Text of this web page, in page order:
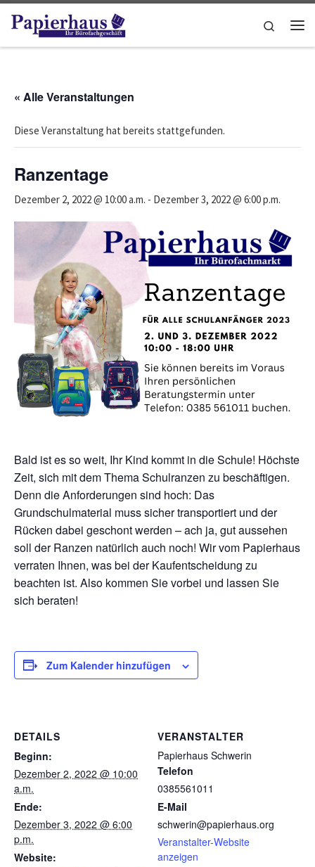
Zum Inhalt springen
Search
« Alle Veranstaltungen
Diese Veranstaltung hat bereits stattgefunden.
Ranzentage
Dezember 2, 2022 @ 10:00 a.m. - Dezember 3, 2022 @ 6:00 p.m.
Bald ist es so weit, Ihr Kind kommt in die Schule! Höchste
Zeit, sich mit dem Thema Schulranzen zu beschäftigen.
Denn die Anforderungen sind hoch: Das
Grundschulmaterial muss sicher transportiert und der
Rücken dabei geschont werden – ach ja, gut aussehen
soll der Ranzen natürlich auch noch! Wir vom Papierhaus
verraten Ihnen, was bei der Kaufentscheidung zu
beachten ist. Also kommen Sie vorbei und lassen Sie
sich beraten!
Zum Kalender hinzufügen
DETAILS
Beginn:
Dezember 2, 2022 @ 10:00
a.m.
Ende:
Dezember 3, 2022 @ 6:00
p.m.
Website:
VERANSTALTER
Papierhaus Schwerin
Telefon
0385561011
E-Mail
schwerin@papierhaus.org
Veranstalter-Website
anzeigen